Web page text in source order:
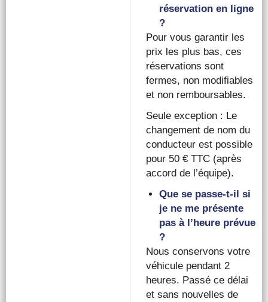
réservation en ligne
?
Pour vous garantir les
prix les plus bas, ces
réservations sont
fermes, non modifiables
et non remboursables.
Seule exception : Le
changement de nom du
conducteur est possible
pour 50 € TTC (après
accord de l’équipe).
Que se passe-t-il si
je ne me présente
pas à l’heure prévue
?
Nous conservons votre
véhicule pendant 2
heures. Passé ce délai
et sans nouvelles de